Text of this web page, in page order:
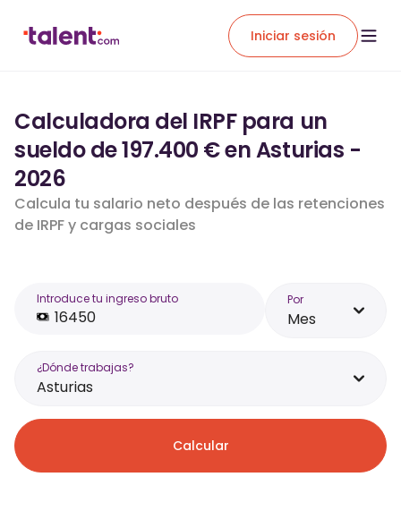
Iniciar sesión
Calculadora del IRPF para un
sueldo de 197.400 € en Asturias -
2026
Calcula tu salario neto después de las retenciones
de IRPF y cargas sociales
Introduce tu ingreso bruto Por
Mes
¿Dónde trabajas?
Asturias
Calcular